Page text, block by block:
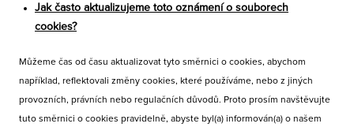
Jak často aktualizujeme toto oznámení o souborech
cookies?
Můžeme čas od času aktualizovat tyto směrnici o cookies, abychom
například, reflektovali změny cookies, které používáme, nebo z jiných
provozních, právních nebo regulačních důvodů. Proto prosím navštěvujte
tuto směrnici o cookies pravidelně, abyste byl(a) informován(a) o našem